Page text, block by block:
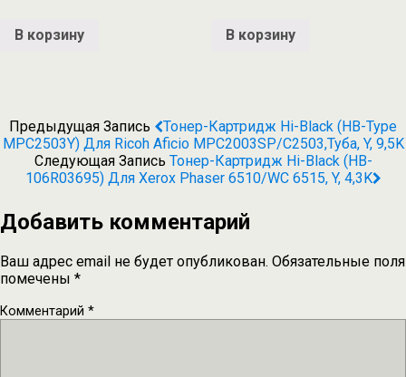
В корзину В корзину
Предыдущая Запись
Тонер-Картридж Hi-Black (HB-Type
MPC2503Y) Для Ricoh Aficio MPC2003SP/C2503,туба, Y, 9,5K
Следующая Запись Тонер-Картридж Hi-Black (HB-
106R03695) Для Xerox Phaser 6510/WC 6515, Y, 4,3K
Добавить комментарий
Ваш адрес email не будет опубликован. Обязательные поля
помечены *
Комментарий *